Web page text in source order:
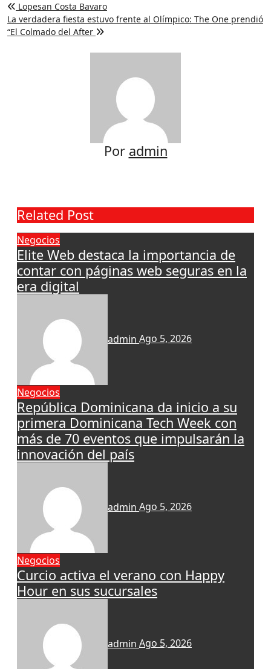
Lopesan Costa Bavaro
La verdadera fiesta estuvo frente al Olímpico: The One prendió
“El Colmado del After
Por admin
Related Post
Negocios
Elite Web destaca la importancia de
contar con páginas web seguras en la
era digital
admin Ago 5, 2026
Negocios
República Dominicana da inicio a su
primera Dominicana Tech Week con
más de 70 eventos que impulsarán la
innovación del país
admin Ago 5, 2026
Negocios
Curcio activa el verano con Happy
Hour en sus sucursales
admin Ago 5, 2026